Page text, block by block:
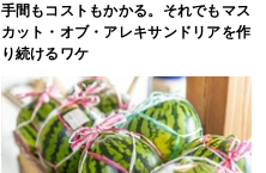
手間もコストもかかる。それでもマス
カット・オブ・アレキサンドリアを作
り続けるワケ